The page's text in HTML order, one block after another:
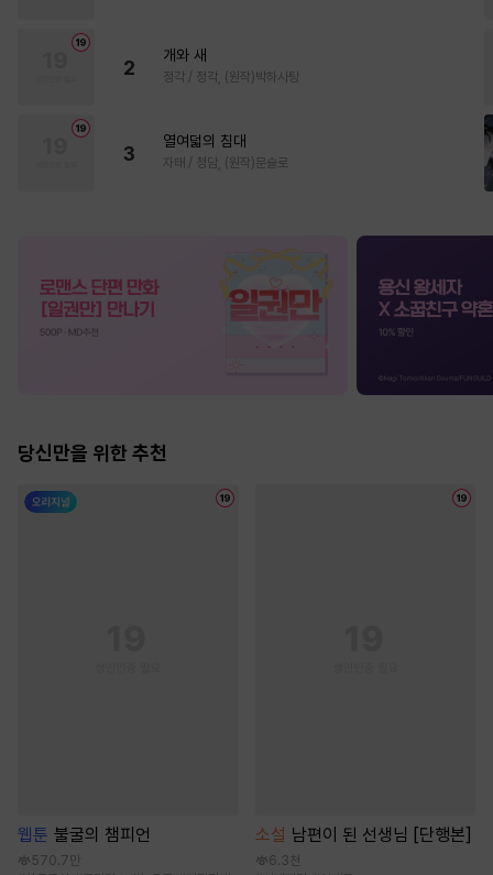
2
개와 새
정각 / 정각, (원작)박하사탕
3
열여덟의 침대
자태 / 청담, (원작)문슬로
당신만을 위한 추천
웹툰 불굴의 챔피언
570.7만
소설 남편이 된 선생님 [단행본]
6.3천